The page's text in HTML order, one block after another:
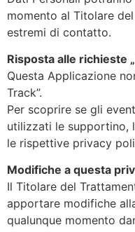
momento al Titolare
estremi di contatto.
Risposta alle richieste
Questa Applicazione
Track”.
Per scoprire se gli
utilizzati le supportino,
le rispettive privacy
Modifiche a questa
Il Titolare del
apportare modifiche
qualunque momento